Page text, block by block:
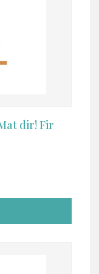
dir! Fir